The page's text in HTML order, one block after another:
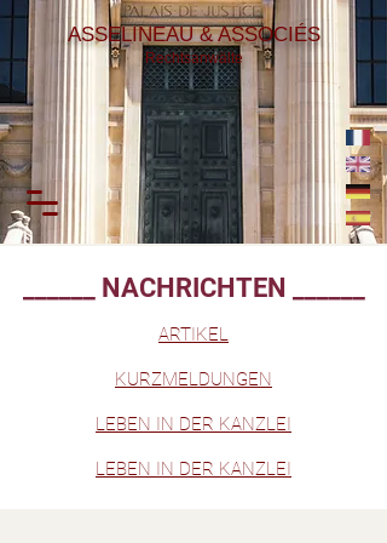
ASSELINEAU & ASSOCIÉS
Rechtsanwälte
______ NACHRICHTEN ______
ARTIKEL
KURZMELDUNGEN
LEBEN IN DER KANZLEI
LEBEN IN DER KANZLEI